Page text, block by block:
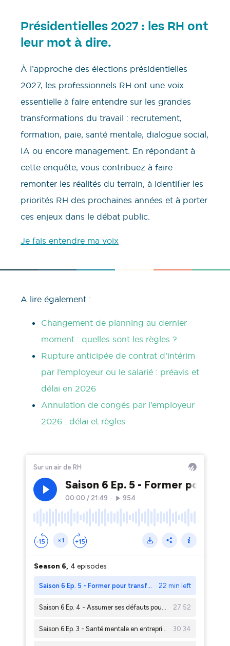
Présidentielles 2027 : les RH ont
leur mot à dire.
À l’approche des élections présidentielles
2027, les professionnels RH ont une voix
essentielle à faire entendre sur les grandes
transformations du travail : recrutement,
formation, paie, santé mentale, dialogue social,
IA ou encore management. En répondant à
cette enquête, vous contribuez à faire
remonter les réalités du terrain, à identifier les
priorités RH des prochaines années et à porter
ces enjeux dans le débat public.
Je fais entendre ma voix
A lire également :
Changement de planning au dernier
moment : quelles sont les règles ?
Rupture anticipée de contrat d’intérim
par l’employeur ou le salarié : préavis et
délai en 2026
Annulation de congés par l’employeur
2026 : délai et règles